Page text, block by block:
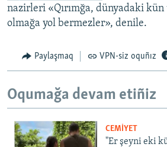
nazirleri «Qırımğa, dünyadaki
olmağa yol bermezler», denile.
Paylaşmaq VPN-siz oquñız
Oqumağa devam etiñiz
CEMİYET
"Er şeyni eki